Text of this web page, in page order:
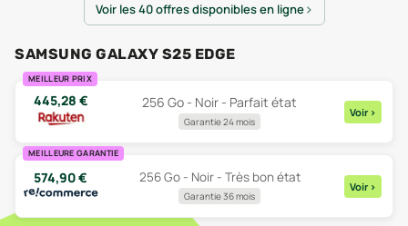
Voir les 40 offres disponibles en ligne
SAMSUNG GALAXY S25 EDGE
MEILLEUR PRIX
445,28 € 256 Go - Noir - Parfait état
Garantie 24 mois
Voir >
MEILLEURE GARANTIE
574,90€ 256 Go - Noir - Très bon état
Garantie 36 mois
Voir >